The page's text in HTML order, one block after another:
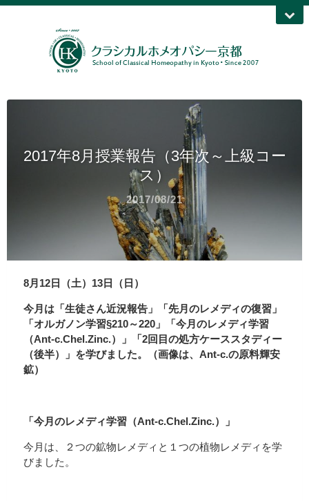
2017年8月授業報告（3年次～上級コー
ス）
2017/08/21
8月12日（土）13日（日）
今月は「生徒さん近況報告」「先月のレメディの復習」
「オルガノン学習§210～220」「今月のレメディ学習
（Ant-c.Chel.Zinc.）」「2回目の処方ケーススタディー
（後半）」を学びました。（画像は、Ant-c.の原料輝安
鉱）
「今月のレメディ学習（Ant-c.Chel.Zinc.）」
今月は、２つの鉱物レメディと１つの植物レメディを学
びました。